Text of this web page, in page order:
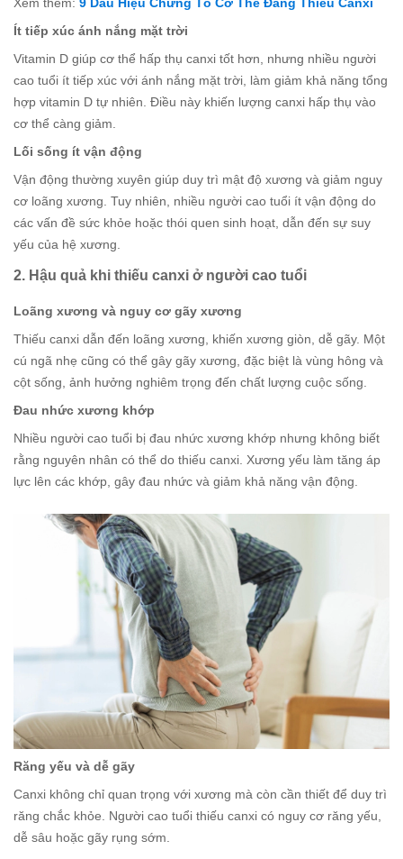
Ít tiếp xúc ánh nắng mặt trời
Vitamin D giúp cơ thể hấp thụ canxi tốt hơn, nhưng nhiều người
cao tuổi ít tiếp xúc với ánh nắng mặt trời, làm giảm khả năng tổng
hợp vitamin D tự nhiên. Điều này khiến lượng canxi hấp thụ vào
cơ thể càng giảm.
Lối sống ít vận động
Vận động thường xuyên giúp duy trì mật độ xương và giảm nguy
cơ loãng xương. Tuy nhiên, nhiều người cao tuổi ít vận động do
các vấn đề sức khỏe hoặc thói quen sinh hoạt, dẫn đến sự suy
yếu của hệ xương.
2. Hậu quả khi thiếu canxi ở người cao tuổi
Loãng xương và nguy cơ gãy xương
Thiếu canxi dẫn đến loãng xương, khiến xương giòn, dễ gãy. Một
cú ngã nhẹ cũng có thể gây gãy xương, đặc biệt là vùng hông và
cột sống, ảnh hưởng nghiêm trọng đến chất lượng cuộc sống.
Đau nhức xương khớp
Nhiều người cao tuổi bị đau nhức xương khớp nhưng không biết
rằng nguyên nhân có thể do thiếu canxi. Xương yếu làm tăng áp
lực lên các khớp, gây đau nhức và giảm khả năng vận động.
Răng yếu và dễ gãy
Canxi không chỉ quan trọng với xương mà còn cần thiết để duy trì
răng chắc khỏe. Người cao tuổi thiếu canxi có nguy cơ răng yếu,
dễ sâu hoặc gãy rụng sớm.